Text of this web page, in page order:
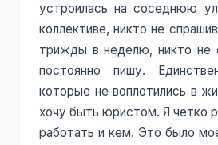
устроилась на соседнюю
коллективе, никто не
трижды в неделю, никто не
постоянно пишу.
которые не воплотились в
хочу быть юристом. Я четко
работать и кем. Это было